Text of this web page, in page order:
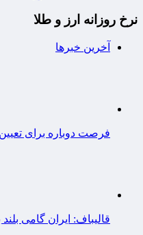
نرخ روزانه ارز و طلا
آخرین خبرها
فرصت دوباره برای
قالیباف: ایران گامی